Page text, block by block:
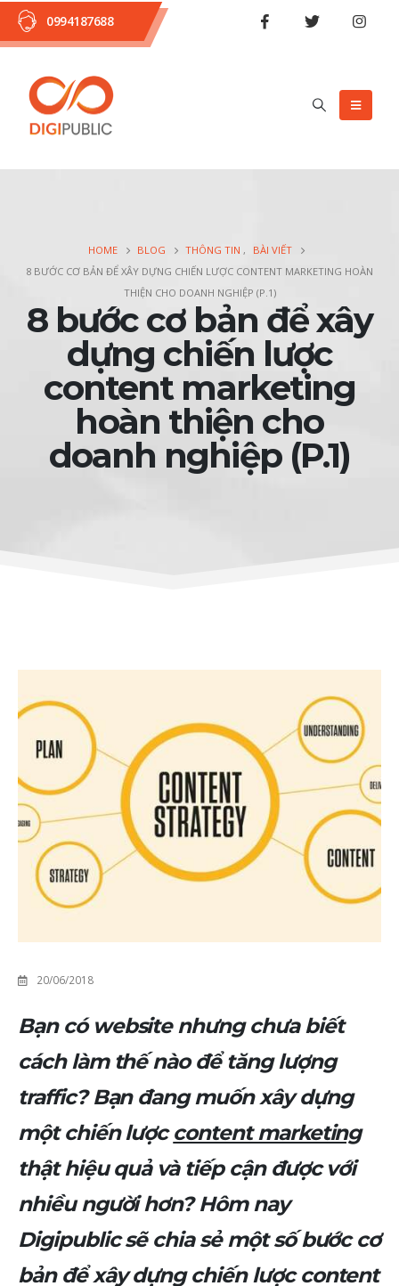
0994187688
HOME BLOG THÔNG TIN ,
BÀI VIẾT
8 BƯỚC CƠ BẢN ĐỂ XÂY DỰNG CHIẾN LƯỢC CONTENT MARKETING HOÀN
THIỆN CHO DOANH NGHIỆP (P.1)
8 bước cơ bản để xây
dựng chiến lược
content marketing
hoàn thiện cho
doanh nghiệp (P.1)
20/06/2018
Bạn có website nhưng chưa biết
cách làm thế nào để tăng lượng
traffic? Bạn đang muốn xây dựng
một chiến lượccontent marketing
thật hiệu quả và tiếp cận được với
nhiều người hơn? Hôm nay
Digipublic sẽ chia sẻ một số bước cơ
bản để xây dựng chiến lược content